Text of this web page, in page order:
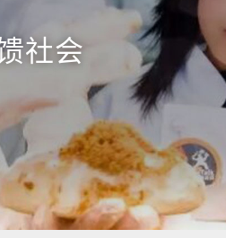
社会